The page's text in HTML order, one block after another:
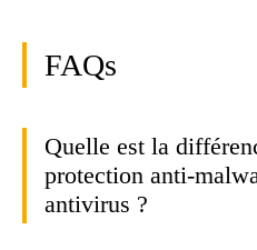
FAQs
Quelle est la
protection anti-
antivirus ?